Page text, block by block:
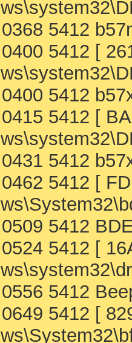
5412
5412 [
5412
5412 [
5412
5412 [
5412
5412 [
5412
5412 [